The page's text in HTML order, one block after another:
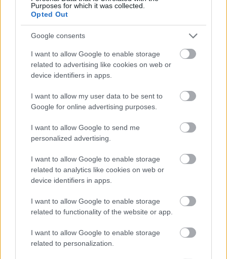
Purposes for which it was collected.
Opted Out
Google consents
I want to allow Google to enable storage
related to advertising like cookies on web or
device identifiers in apps.
I want to allow my user data to be sent to
Google for online advertising purposes.
I want to allow Google to send me
personalized advertising.
I want to allow Google to enable storage
related to analytics like cookies on web or
device identifiers in apps.
I want to allow Google to enable storage
related to functionality of the website or app.
I want to allow Google to enable storage
related to personalization.
Lépj be a beszélgetéshez és hogy jobban megismerjük
egymást.
BELÉPÉS